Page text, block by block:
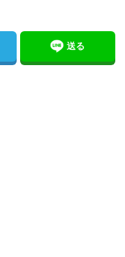
送る